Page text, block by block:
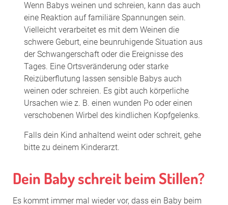
Wenn Babys weinen und schreien, kann das auch
eine Reaktion auf familiäre Spannungen sein.
Vielleicht verarbeitet es mit dem Weinen die
schwere Geburt, eine beunruhigende Situation aus
der Schwangerschaft oder die Ereignisse des
Tages. Eine Ortsveränderung oder starke
Reizüberflutung lassen sensible Babys auch
weinen oder schreien. Es gibt auch körperliche
Ursachen wie z. B. einen wunden Po oder einen
verschobenen Wirbel des kindlichen Kopfgelenks.
Falls dein Kind anhaltend weint oder schreit, gehe
bitte zu deinem Kinderarzt.
Dein Baby schreit beim Stillen?
Es kommt immer mal wieder vor, dass ein Baby beim